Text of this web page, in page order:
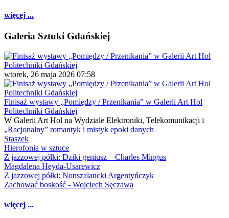
więcej ...
Galeria Sztuki Gdańskiej
wtorek, 26 maja 2026 07:58
Finisaż wystawy „Pomiędzy / Przenikania” w Galerii Art Hol
Politechniki Gdańskiej
W Galerii Art Hol na Wydziale Elektroniki, Telekomunikacji i
„Racjonalny” romantyk i mistyk epoki danych
Staszek
Hierofonia w sztuce
Z jazzowej półki: Dziki geniusz – Charles Mingus
Magdalena Heyda-Usarewicz
Z jazzowej półki: Nonszalancki Argentyńczyk
Zachować boskość - Wojciech Sęczawa
więcej ...